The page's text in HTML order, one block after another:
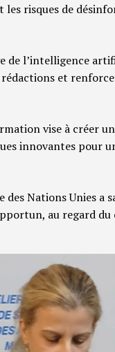
risques de
de l’intelligence
et
vise à créer
innovantes pour
Nations Unies a
au regard